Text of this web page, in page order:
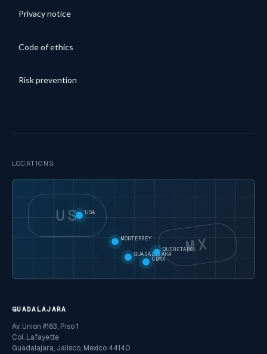
Privacy notice
Code of ethics
Risk prevention
LOCATIONS
US
MX
USA
MONTERREY
GUADALAJARA
CDMX
QUERETARO
GUADALAJARA
Av. Union #163, Piso 1
Col. Lafayette
Guadalajara, Jalisco, Mexico 44140